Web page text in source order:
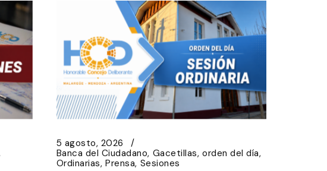
5 agosto, 2026
Banca del Ciudadano Gacetillas orden del día
Ordinarias Prensa Sesiones